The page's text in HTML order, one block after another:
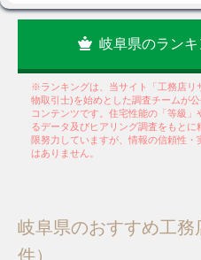
岐阜県のラン
※ランキングは、当サイト「工務店リ
物取引士)を始めとした調査チームが
コンテンツです。住宅性能の「等級
るデータ及びヒアリング調査をもと
限努力していますが、情報の信頼性
はありません。
岐阜県のおすすめ工務
件）